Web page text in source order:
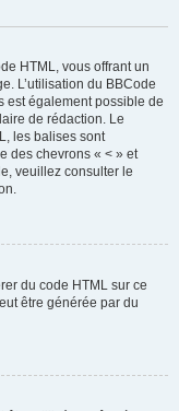
HTML, vous offrant un
L’utilisation du BBCode
est également possible de
de rédaction. Le
les balises sont
des chevrons « < » et
veuillez consulter le
du code HTML sur ce
être générée par du